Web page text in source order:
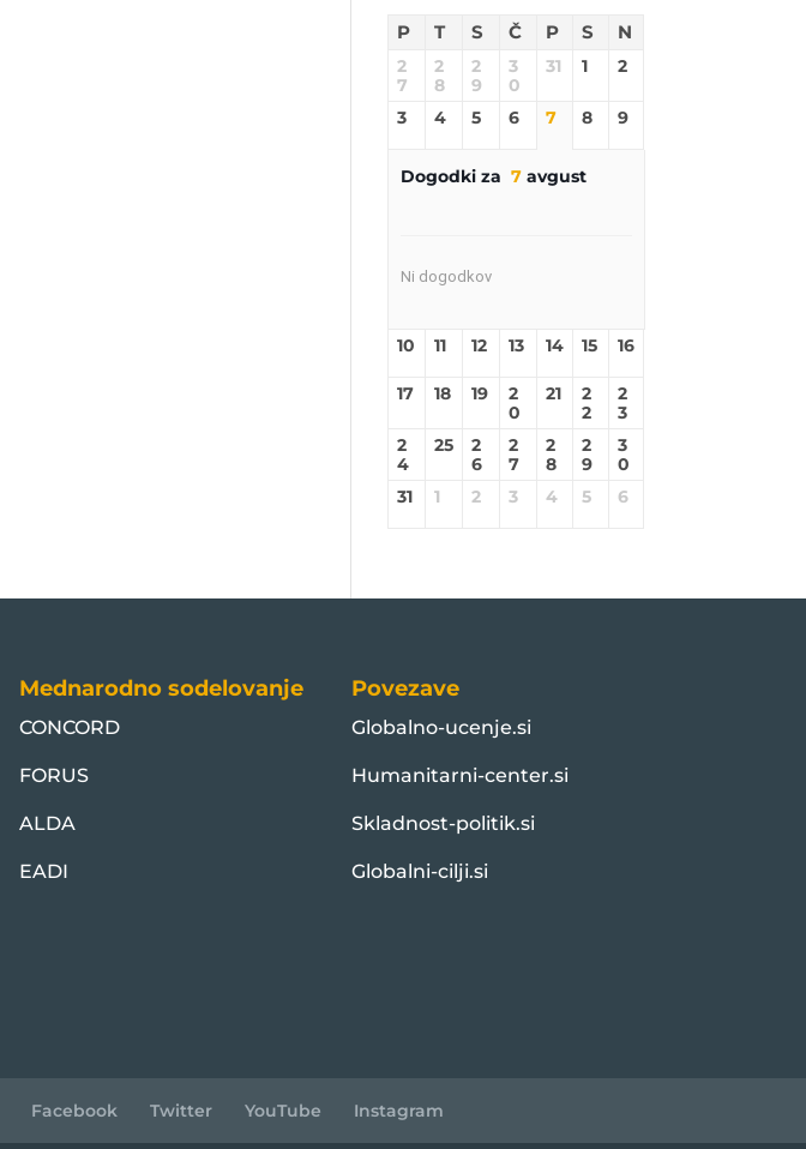
P T S Č P S N
2
7
2
8
2
9
3
0
31 1 2
3 4 5 6 7 8 9
Dogodki za 7avgust
Ni dogodkov
10 11 12 13 14 15 16
17 18 19
2
0
21
2
2
2
3
2
4
25
2
6
2
7
2
8
2
9
3
0
31
1 2 3 4 5 6
Mednarodno sodelovanje
CONCORD
FORUS
ALDA
EADI
Povezave
Globalno-ucenje.si
Humanitarni-center.si
Skladnost-politik.si
Globalni-cilji.si
Facebook Twitter YouTube Instagram